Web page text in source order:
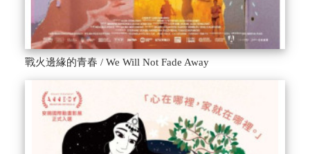
戰火邊緣的青春 / We Will Not Fade Away